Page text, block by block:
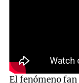
El fenómeno fan